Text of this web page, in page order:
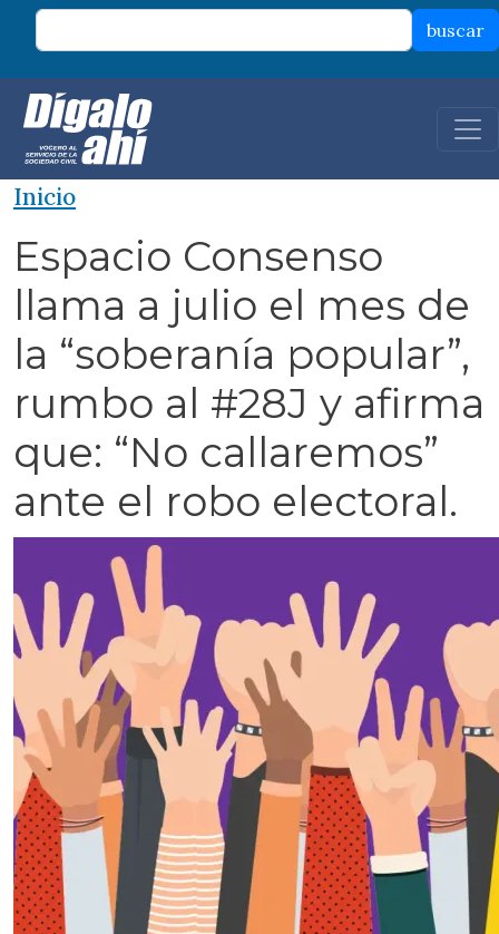
Pasar al contenido principal
buscar
Inicio
Espacio Consenso
llama a julio el mes de
la “soberanía popular”,
rumbo al #28J y afirma
que: “No callaremos”
ante el robo electoral.